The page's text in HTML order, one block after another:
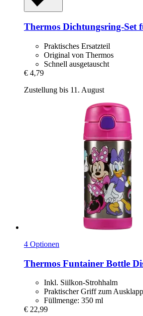
Thermos Dichtungsring-​Set
Praktisches Ersatzteil
Original von Thermos
Schnell ausgetauscht
€ 4,79
Zustellung bis 11. August
4 Optionen
Thermos Funtainer Bottle
Inkl. Siilkon-Strohhalm
Praktischer Griff zum
Füllmenge: 350 ml
€ 22,99